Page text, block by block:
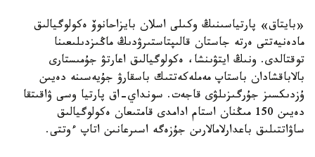
«بايتاق» پارتياسىنىڭ وكىلى اسلان بايزاحانوۆ ەكولوگيالىق
مادەنيەتتى ەرتە جاستان قالىپتاستىرۋدىڭ ماڭىزدىلىعىنا
توقتالدى. ونىڭ ايتۋىنشا، ەكولوگيالىق اعارتۋ جۇمىستارى
بالاباقشادان باستاپ مەملەكەتتىك باسقارۋ جۇيەسىنە دەيىن
ۇزدىكسىز جۇرگىزىلۋى قاجەت. سونداي-اق پارتيا وسى ۋاقىتقا
دەيىن 150 مىڭنان استام ادامدى قامتىعان ەكولوگيالىق
ساۋاتتىلىق باعدارلامالارىن جۇزەگە اسىرعانىن اتاپ ءوتتى.